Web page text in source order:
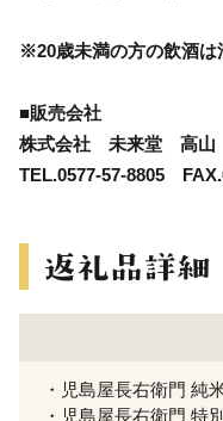
※20歳未満の方の飲酒は
■販売会社
株式会社 未来堂 高山
TEL.0577-57-8805
・児島屋長右衛門 純
・児島屋長右衛門 特